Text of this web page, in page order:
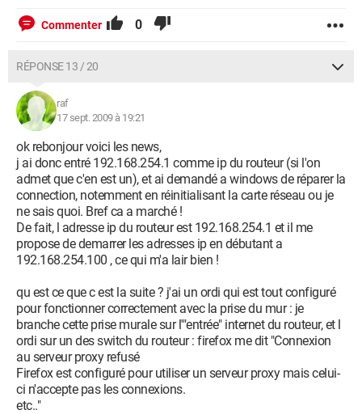
Commenter 0
RÉPONSE 13 / 20
raf
17 sept. 2009 à 19:21
ok rebonjour voici les news,
j ai donc entré 192.168.254.1 comme ip du routeur (si l'on
admet que c'en est un), et ai demandé a windows de réparer la
connection, notemment en réinitialisant la carte réseau ou je
ne sais quoi. Bref ca a marché !
De fait, l adresse ip du routeur est 192.168.254.1 et il me
propose de demarrer les adresses ip en débutant a
192.168.254.100 , ce qui m'a lair bien !
qu est ce que c est la suite ? j'ai un ordi qui est tout configuré
pour fonctionner correctement avec la prise du mur : je
branche cette prise murale sur l'"entrée" internet du routeur, et l
ordi sur un des switch du routeur : firefox me dit "Connexion
au serveur proxy refusé
Firefox est configuré pour utiliser un serveur proxy mais celui-
ci n'accepte pas les connexions.
etc.."